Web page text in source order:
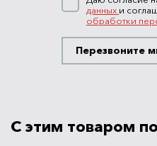
данных и
обработки
С этим товаром